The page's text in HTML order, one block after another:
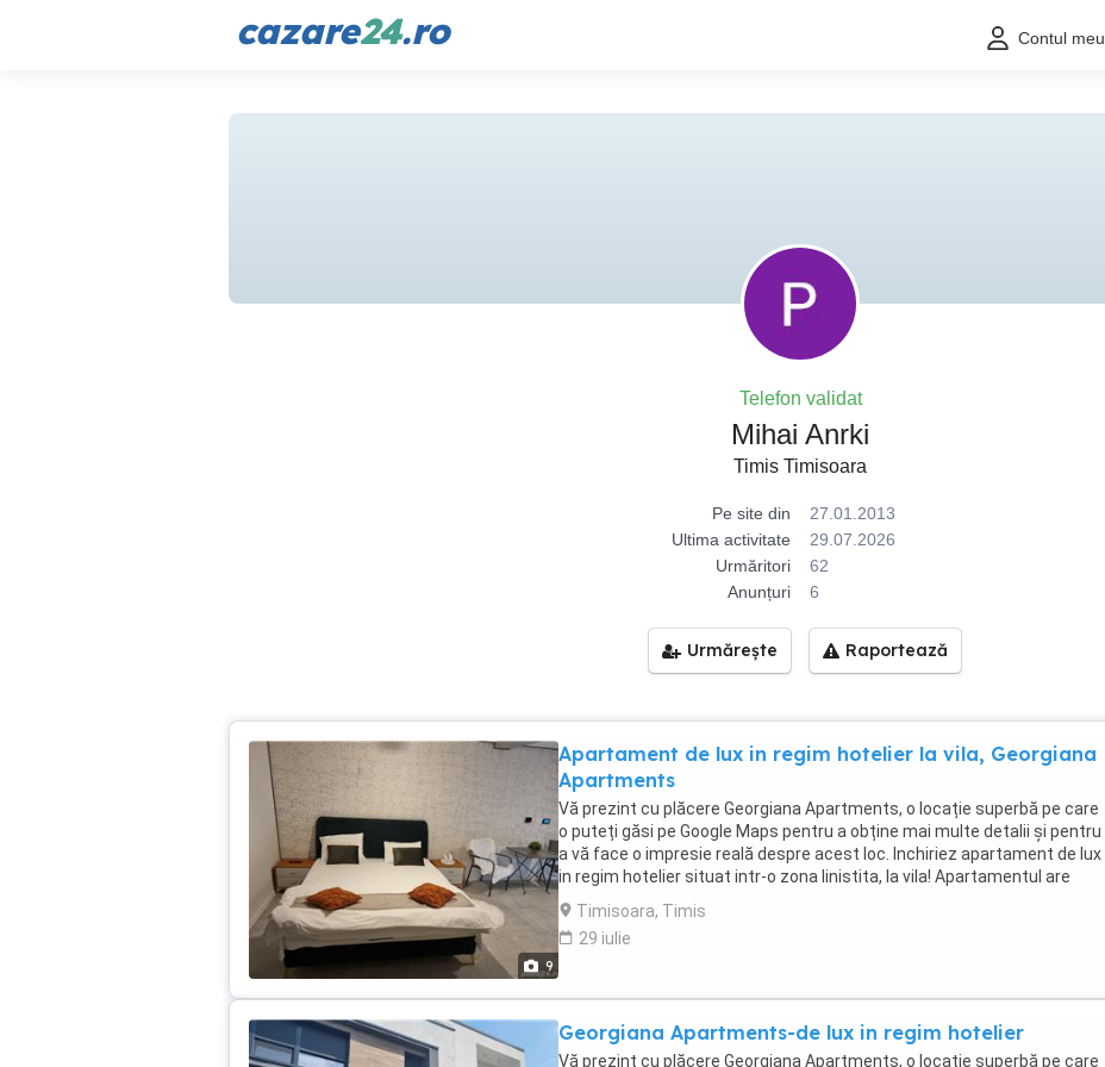
cazare24.ro Contul meu
Telefon validat
Mihai Anrki
Timis Timisoara
Pe site din
27.01.2013
Ultima activitate
29.07.2026
Urmăritori
62
Anunțuri
6
Urmărește Raportează
9
Apartament de lux in regim hotelier la vila, Georgiana
Apartments
Vă prezint cu plăcere Georgiana Apartments, o locație superbă pe care
o puteți găsi pe Google Maps pentru a obține mai multe detalii și pentru
a vă face o impresie reală despre acest loc. Inchiriez apartament de lux
in regim hotelier situat intr-o zona linistita, la vila! Apartamentul are
dormitor cu pat matrimonial, dressing, living cu canapea extensibilă,
parcare privată. Situat în zona de Nord a Orasului Timisoara in zona
Lipovei, un loc privat, retras de aglomeratia zonei. Acces usor catre
proprie, -5 minute de Iulius Town si 10 minute de centrul orasului! Mai
avem si alte apartamente unde pot intra 2,3,4 sau 5 persoane. Pentru
Timisoara, Timis
29 iulie
Georgiana Apartments-de lux in regim hotelier
Vă prezint cu plăcere Georgiana Apartments, o locație superbă pe care